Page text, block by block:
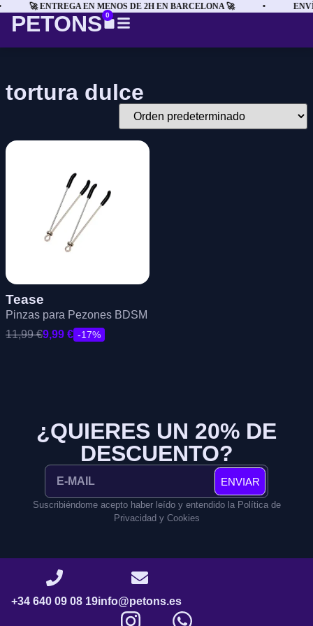
🚀 ENTREGA EN MENOS DE 2H EN BARCELONA 🚀 •
PETONS 0
tortura dulce
Tease
Pinzas para Pezones BDSM
11,99€9,99 € -17%
¿QUIERES UN 20% DE
DESCUENTO?
ENVIAR
Suscribiéndome acepto haber leído y entendido la Política de
Privacidad y Cookies
+34 640 09 08 19info@petons.es